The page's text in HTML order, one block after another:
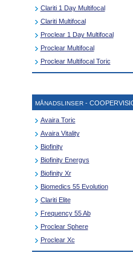
Clariti 1 Day Multifocal
Clariti Multifocal
Proclear 1 Day Multifocal
Proclear Multifocal
Proclear Multifocal Toric
MÅNADSLINSER-
Avaira Toric
Avaira Vitality
Biofinity
Biofinity Energys
Biofinity Xr
Biomedics 55 Evolution
Clariti Elite
Frequency 55 Ab
Proclear Sphere
Proclear Xc